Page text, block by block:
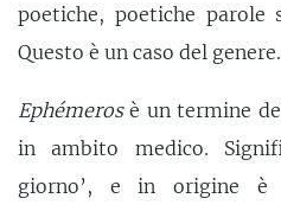
poetiche, poetiche parole
Questo è un caso del genere.
Ephémerosè un termine
in ambito medico.
giorno’, e in origine è